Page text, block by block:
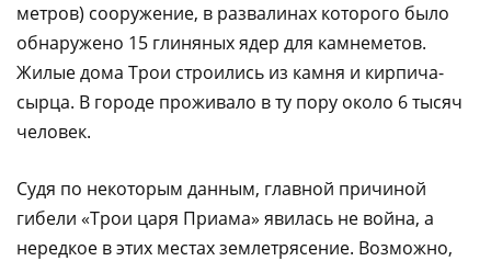
метров) сооружение, в развалинах которого было
обнаружено 15 глиняных ядер для камнеметов.
Жилые дома Трои строились из камня и кирпича-
сырца. В городе проживало в ту пору около 6 тысяч
человек.
Судя по некоторым данным, главной причиной
гибели «Трои царя Приама» явилась не война, а
нередкое в этих местах землетрясение. Возможно,